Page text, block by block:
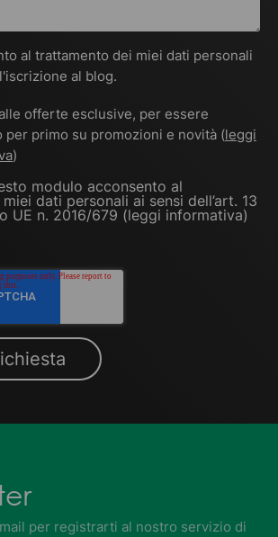
al trattamento dei miei dati personali
al blog.
offerte esclusive, per essere
per primo su promozioni e novità (leggi
)
modulo acconsento al
dati personali ai sensi dell’art. 13
UE n. 2016/679 (leggi informativa)
per registrarti al nostro servizio di